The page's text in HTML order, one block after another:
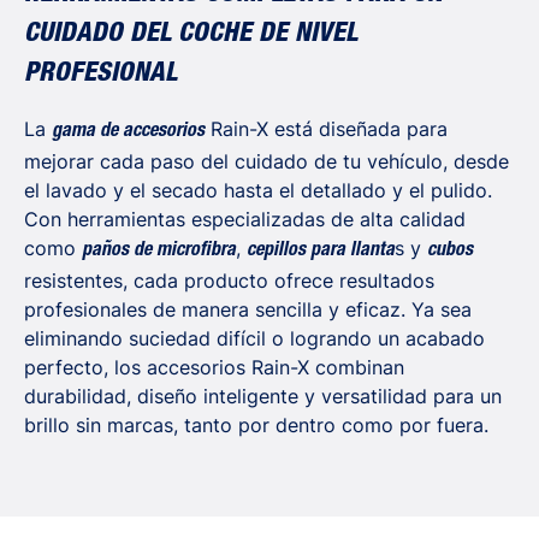
CUIDADO DEL COCHE DE NIVEL
PROFESIONAL
La gama de accesoriosRain-X está diseñada para
mejorar cada paso del cuidado de tu vehículo, desde
el lavado y el secado hasta el detallado y el pulido.
Con herramientas especializadas de alta calidad
como paños de microfibra, cepillos para llantas y cubos
resistentes, cada producto ofrece resultados
profesionales de manera sencilla y eficaz. Ya sea
eliminando suciedad difícil o logrando un acabado
perfecto, los accesorios Rain-X combinan
durabilidad, diseño inteligente y versatilidad para un
brillo sin marcas, tanto por dentro como por fuera.